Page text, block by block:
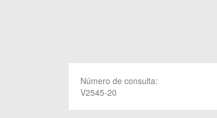
Número de consulta:
V2545-20